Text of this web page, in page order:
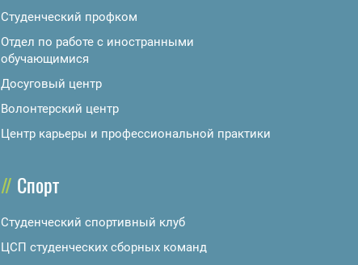
Студенческий профком
Отдел по работе с иностранными
обучающимися
Досуговый центр
Волонтерский центр
Центр карьеры и профессиональной практики
Спорт
Студенческий спортивный клуб
ЦСП студенческих сборных команд